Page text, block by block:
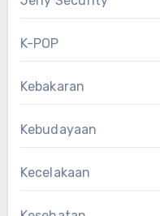
K-POP
Kebakaran
Kebudayaan
Kecelakaan